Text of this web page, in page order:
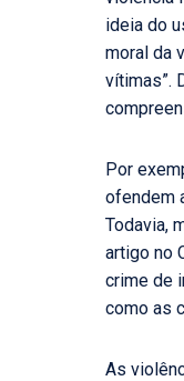
ideia do
moral da
vítimas”.
Por
ofendem
Todavia,
artigo no
crime de
como as
As